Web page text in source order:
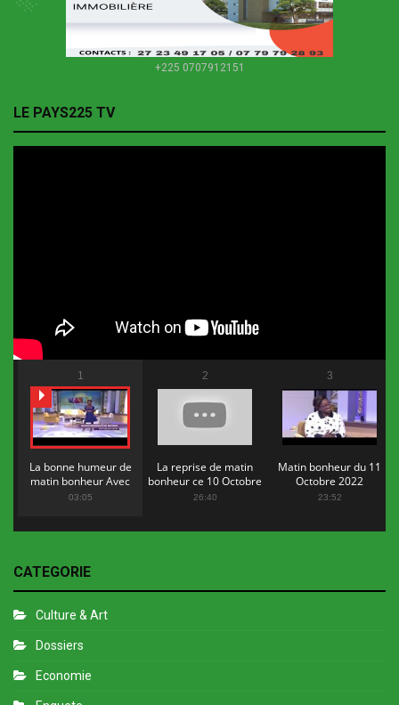
+225 0707912151
LE PAYS225 TV
1
La bonne humeur de
matin bonheur Avec
Flopy Mendosa
03:05
2
La reprise de matin
bonheur ce 10 Octobre
2022
26:40
3
Matin bonheur du 11
Octobre 2022
23:52
CATEGORIE
Culture & Art
Dossiers
Economie